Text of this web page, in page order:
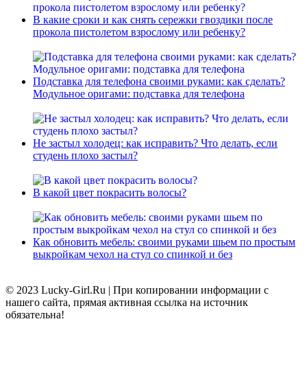
В какие сроки и как снять сережки гвоздики после
прокола пистолетом взрослому или ребенку?
Подставка для телефона своими руками: как сделать?
Модульное оригами: подставка для телефона
Не застыл холодец: как исправить? Что делать, если
студень плохо застыл?
В какой цвет покрасить волосы?
Как обновить мебель: своими руками шьем по простым
выкройкам чехол на стул со спинкой и без
© 2023 Lucky-Girl.Ru | При копировании информации с
нашего сайта, прямая активная ссылка на источник
обязательна!